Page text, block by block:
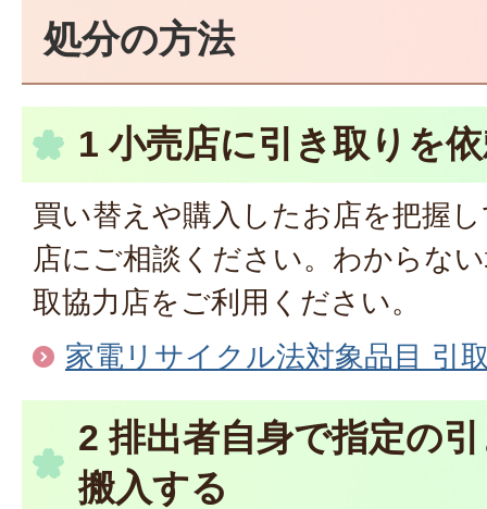
処分の方法
1 小売店に引き取りを
買い替えや購入したお店を把握
店にご相談ください。わからな
取協力店をご利用ください。
家電リサイクル法対象品目 引
2 排出者自身で指定の
搬入する